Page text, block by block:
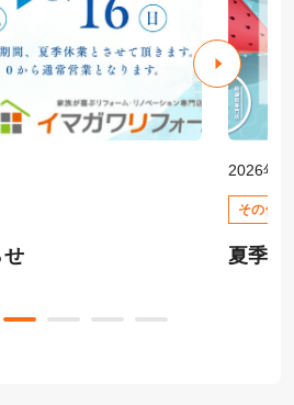
せ
2026年8
その他
夏季